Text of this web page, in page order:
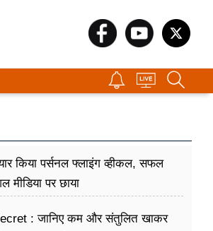
किया पर्सनल फ्लाइंग व्हीकल, सफल
पर छाया
: जानिए कम और संतुलित खाकर